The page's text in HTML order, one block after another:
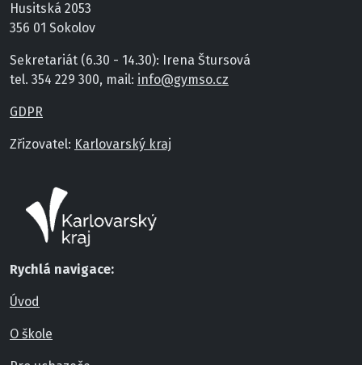
Husitská 2053
356 01 Sokolov
Sekretariát (6.30 - 14.30): Irena Štursová
tel. 354 229 300, mail: info@gymso.cz
GDPR
Zřizovatel: Karlovarský kraj
Rychlá navigace:
Úvod
O škole